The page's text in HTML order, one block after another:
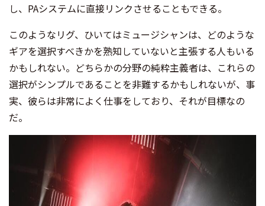
し、PAシステムに直接リンクさせることもできる。
このようなリグ、ひいてはミュージシャンは、どのような
ギアを選択すべきかを熟知していないと主張する人もいる
かもしれない。どちらかの分野の純粋主義者は、これらの
選択がシンプルであることを非難するかもしれないが、事
実、彼らは非常によく仕事をしており、それが目標なの
だ。